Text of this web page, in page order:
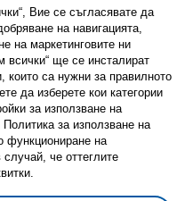
Вие се съгласявате да
на навигацията,
на маркетинговите ни
всички“ ще се инсталират
които са нужни за правилното
да изберете кои категории
за използване на
за използване на
функциониране на
случай, че оттеглите